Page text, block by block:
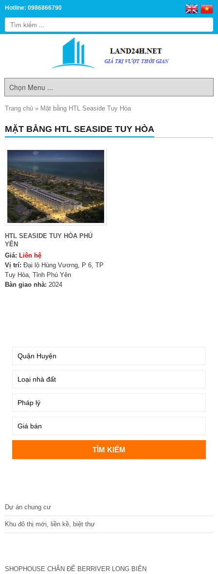
Hotline: 0986866790
Trang chủ » Mặt bằng HTL Seaside Tuy Hòa
MẶT BẰNG HTL SEASIDE TUY HÒA
HTL SEASIDE TUY HÒA PHÚ
YÊN
Giá: Liên hệ
Vị trí: Đại lộ Hùng Vương, P 6, TP
Tuy Hòa, Tỉnh Phú Yên
Bàn giao nhà: 2024
Dự án chung cư
Khu đô thị mới, liền kề, biệt thự
SHOPHOUSE CHÂN ĐẾ BERRIVER LONG BIÊN